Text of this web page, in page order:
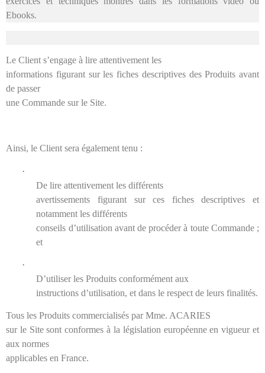
Ebooks.
Le Client s’engage à lire attentivement les
informations figurant sur les fiches descriptives des Produits avant
de passer
une Commande sur le Site.
Ainsi, le Client sera également tenu :
·
De lire attentivement les différents
avertissements figurant sur ces fiches descriptives et
notamment les différents
conseils d’utilisation avant de procéder à toute Commande ;
et
·
D’utiliser les Produits conformément aux
instructions d’utilisation, et dans le respect de leurs finalités.
Tous les Produits commercialisés par Mme. ACARIES
sur le Site sont conformes à la législation européenne en vigueur et
aux normes
applicables en France.